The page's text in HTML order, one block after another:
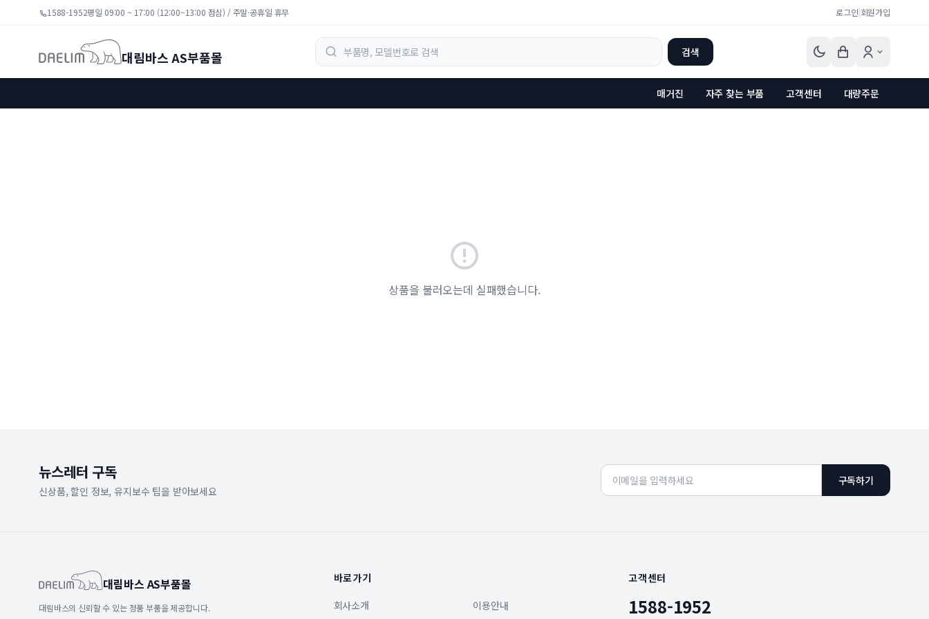
1588-1952평일 09:00 ~ 17:00 (12:00~13:00 점심) / 주말·공휴일 휴무 로그인|회원가입
대림바스 AS부품몰 검색
매거진 자주 찾는 부품 고객센터 대량주문
상품을 불러오는데 실패했습니다.
뉴스레터 구독
신상품, 할인 정보, 유지보수 팁을 받아보세요
구독하기
대림바스 AS부품몰
대림바스의 신뢰할 수 있는 정품 부품을 제공합니다.
바로가기
회사소개
이용안내
고객센터
1588-1952